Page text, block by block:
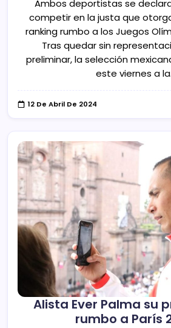
Ambos deportistas se
competir en la justa que
ranking rumbo a los Juegos
Tras quedar sin
preliminar, la selección
este viernes a
12 De Abril De 2024
Alista Ever Palma su
rumbo a París